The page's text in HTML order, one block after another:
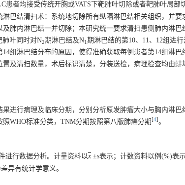
患者均接受传统开胸或VATS下靶肺叶切除或者靶肺叶局部
巴结清扫术：系统地切除所有纵隔淋巴结相关组织，并
肺内淋巴结一并切除；本研究统一要求清扫患侧肺内淋
肺叶同时对N2期淋巴结及N1 期淋巴结的第10、11、12组进
14组淋巴结分布的原因，使得准确获取每例患者第14组淋
及清扫数量，术后标识清楚，分装送检，病理检查均由
果进行病理及临床分期，分别分析原发肿瘤大小与胸内淋
WHO标准分类，TNM分期按照第八版肺癌分期 [4]。
进行数据分析。计量资料以x ±s表示；计数资料以例(%)表
异有统计学意义。